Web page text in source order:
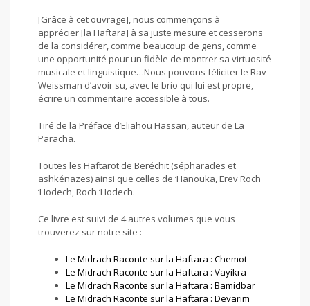
[Grâce à cet ouvrage], nous commençons à
apprécier [la Haftara] à sa juste mesure et cesserons
de la considérer, comme beaucoup de gens, comme
une opportunité pour un fidèle de montrer sa virtuosité
musicale et linguistique…Nous pouvons féliciter le Rav
Weissman d’avoir su, avec le brio qui lui est propre,
écrire un commentaire accessible à tous.
Tiré de la Préface d’Eliahou Hassan, auteur de La
Paracha.
Toutes les Haftarot de Beréchit (sépharades et
ashkénazes) ainsi que celles de ‘Hanouka, Erev Roch
‘Hodech, Roch ‘Hodech.
Ce livre est suivi de 4 autres volumes que vous
trouverez sur notre site :
Le Midrach Raconte sur la Haftara : Chemot
Le Midrach Raconte sur la Haftara : Vayikra
Le Midrach Raconte sur la Haftara : Bamidbar
Le Midrach Raconte sur la Haftara : Devarim